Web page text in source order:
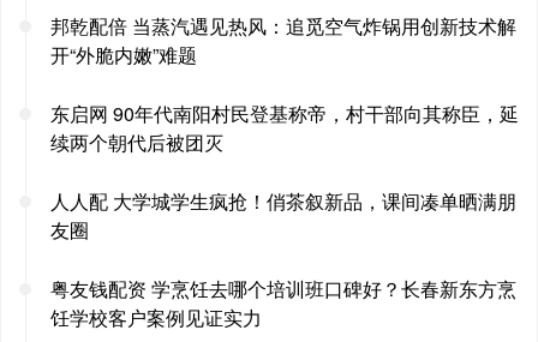
邦乾配倍 当蒸汽遇见热风：追觅空气炸锅用创新技术解
开“外脆内嫩”难题
东启网 90年代南阳村民登基称帝，村干部向其称臣，延
续两个朝代后被团灭
人人配 大学城学生疯抢！俏茶叙新品，课间凑单晒满朋
友圈
粤友钱配资 学烹饪去哪个培训班口碑好？长春新东方烹
饪学校客户案例见证实力